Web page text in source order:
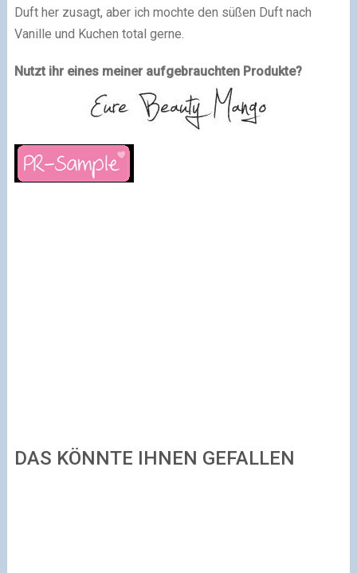
Duft her zusagt, aber ich mochte den süßen Duft nach
Vanille und Kuchen total gerne.
Nutzt ihr eines meiner aufgebrauchten Produkte?
DAS KÖNNTE IHNEN GEFALLEN